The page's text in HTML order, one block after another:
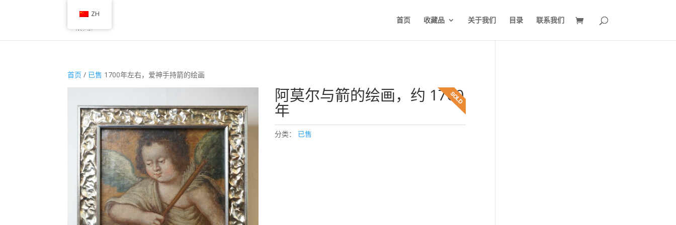
首页 收藏品 关于我们 目录 联系我们
首页 / 已售 1700年左右，爱神手持箭的绘画
阿莫尔与箭的绘画，约 1700
年
分类： 已售
ZH